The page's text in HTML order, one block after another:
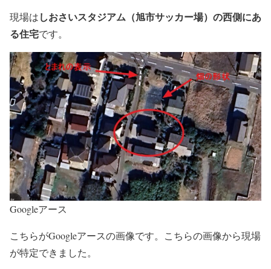
現場はしおさいスタジアム（旭市サッカー場）の西側にあ
る住宅です。
Googleアース
こちらがGoogleアースの画像です。こちらの画像から現場
が特定できました。